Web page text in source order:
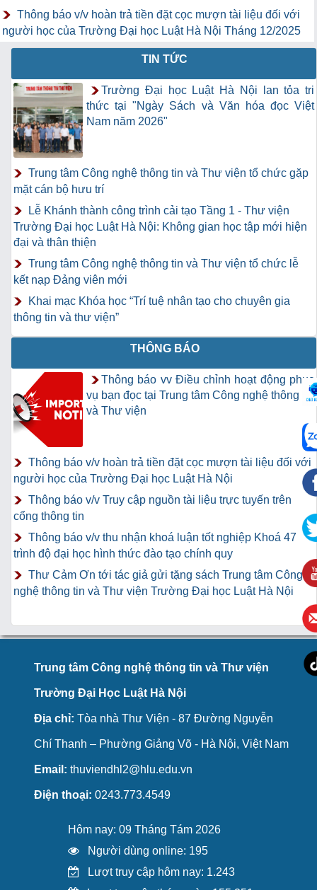
Thông báo v/v hoàn trả tiền đặt cọc mượn tài liệu đối với
người học của Trường Đại học Luật Hà Nội Tháng 12/2025
TIN TỨC
Trường Đại học Luật Hà Nội lan tỏa tri
thức tại "Ngày Sách và Văn hóa đọc Việt
Nam năm 2026"
Trung tâm Công nghệ thông tin và Thư viện tổ chức gặp
mặt cán bộ hưu trí
Lễ Khánh thành công trình cải tạo Tầng 1 - Thư viện
Trường Đại học Luật Hà Nội: Không gian học tập mới hiện
đại và thân thiện
Trung tâm Công nghệ thông tin và Thư viện tổ chức lễ
kết nạp Đảng viên mới
Khai mạc Khóa học “Trí tuệ nhân tạo cho chuyên gia
thông tin và thư viện”
THÔNG BÁO
Thông báo vv Điều chỉnh hoạt động phục
vụ bạn đọc tại Trung tâm Công nghệ thông tin
và Thư viện
Thông báo v/v hoàn trả tiền đặt cọc mượn tài liệu đối với
người học của Trường Đại học Luật Hà Nội
Thông báo v/v Truy cập nguồn tài liệu trực tuyến trên
cổng thông tin
Thông báo v/v thu nhận khoá luận tốt nghiệp Khoá 47
trình độ đại học hình thức đào tạo chính quy
Thư Cảm Ơn tới tác giả gửi tặng sách Trung tâm Công
nghệ thông tin và Thư viện Trường Đại học Luật Hà Nội
Trung tâm Công nghệ thông tin và Thư viện
Trường Đại Học Luật Hà Nội
Địa chỉ: Tòa nhà Thư Viện - 87 Đường Nguyễn
Chí Thanh – Phường Giảng Võ - Hà Nội, Việt Nam
Email: thuviendhl2@hlu.edu.vn
Điện thoại: 0243.773.4549
Hôm nay: 09 Tháng Tám 2026
Người dùng online: 195
Lượt truy cập hôm nay: 1.243